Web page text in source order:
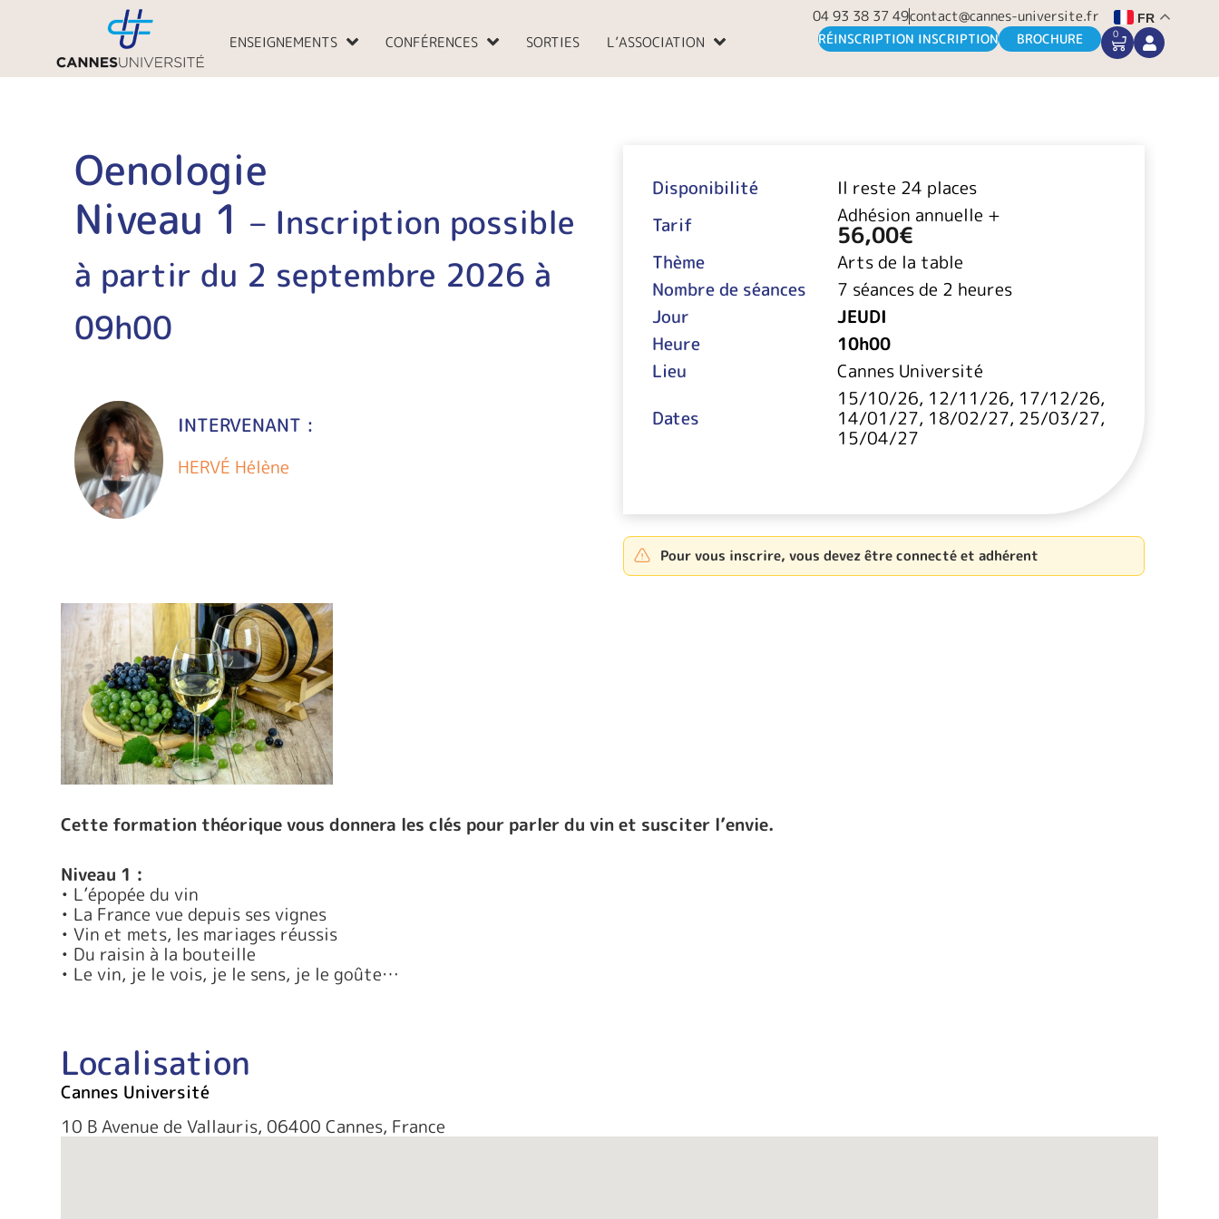
04 93 38 37 49contact@cannes-universite.fr FR
ENSEIGNEMENTS CONFÉRENCES SORTIES L’ASSOCIATION RÉINSCRIPTION INSCRIPTION BROCHURE 0
CART
Oenologie
Niveau 1 – Inscription possible
à partir du 2 septembre 2026 à
09h00
INTERVENANT :
HERVÉ Hélène
Disponibilité
Il reste 24 places
Tarif
Adhésion annuelle +
56,00€
Thème
Arts de la table
Nombre de séances
7 séances de 2 heures
Jour
JEUDI
Heure
10h00
Lieu
Cannes Université
Dates
15/10/26, 12/11/26, 17/12/26,
14/01/27, 18/02/27, 25/03/27,
15/04/27
Pour vous inscrire, vous devez être connecté et adhérent
Cette formation théorique vous donnera les clés pour parler du vin et susciter l’envie.
Niveau 1 :
• L’épopée du vin
• La France vue depuis ses vignes
• Vin et mets, les mariages réussis
• Du raisin à la bouteille
• Le vin, je le vois, je le sens, je le goûte…
Localisation
Cannes Université
10 B Avenue de Vallauris, 06400 Cannes, France